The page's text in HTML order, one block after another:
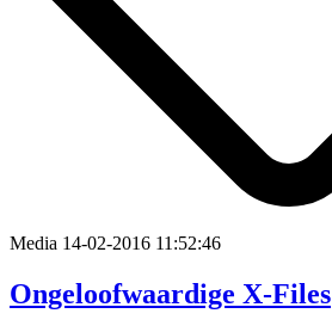
Media 14-02-2016 11:52:46
Ongeloofwaardige X-Files